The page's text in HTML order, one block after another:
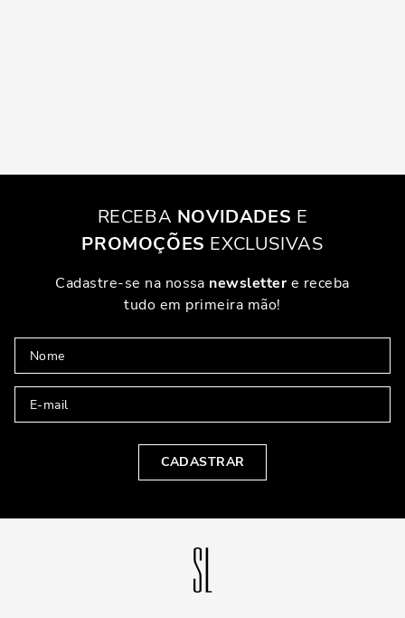
RECEBA NOVIDADES E
PROMOÇÕES EXCLUSIVAS
Cadastre-se na nossa newslettere receba
tudo em primeira mão!
CADASTRAR